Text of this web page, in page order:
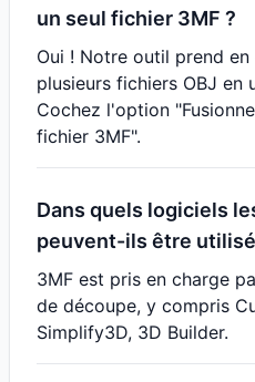
un seul fichier 3MF ?
Oui ! Notre outil prend
plusieurs fichiers OBJ en
Cochez l'option
fichier 3MF".
Dans quels logiciels
peuvent-ils être
3MF est pris en charge
de découpe, y compris
Simplify3D, 3D Builder.